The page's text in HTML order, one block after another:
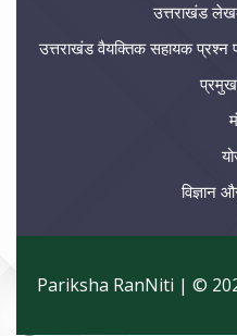
उत्तराखंड
उत्तराखंड वैयक्तिक सहायक
प्रमुख
विज्ञान
Pariksha RanNiti | ©